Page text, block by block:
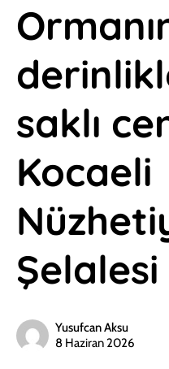
saklı
Kocaeli
Şelalesi
Yusufcan Aksu
8 Haziran 2026